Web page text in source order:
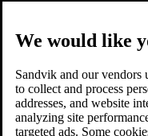
We would like
Sandvik and our vendors
to collect and process
addresses, and website
analyzing site
targeted ads. Some